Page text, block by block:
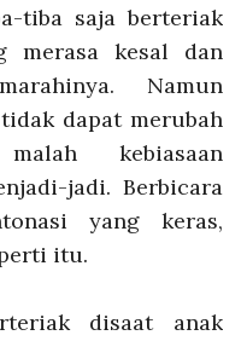
tiba saja berteriak
merasa kesal dan
Namun
dapat merubah
kebiasaan
jadi. Berbicara
yang keras,
itu.
disaat anak